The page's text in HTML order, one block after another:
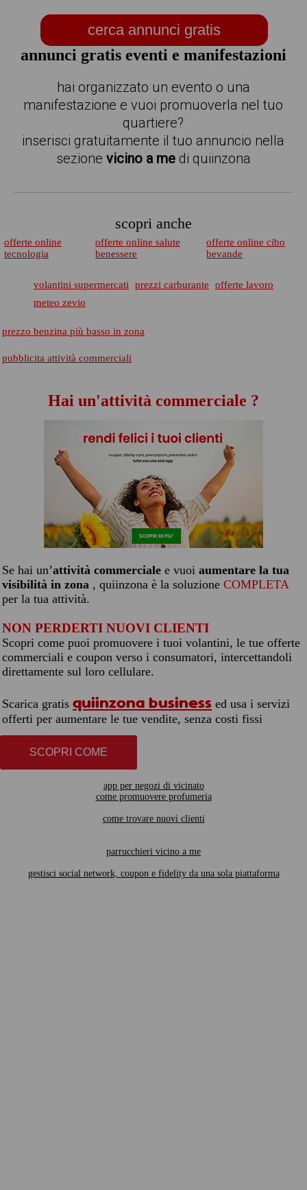
cerca annunci gratis
annunci gratis eventi e manifestazioni
hai organizzato un evento o una
manifestazione e vuoi promuoverla nel tuo
quartiere?
inserisci gratuitamente il tuo annuncio nella
sezione vicino a medi quiinzona
scopri anche
offerte online
tecnologia
offerte online salute
benessere
offerte online cibo
bevande
volantini supermercati prezzi carburante
offerte lavoro
meteo zevio
prezzo benzina più basso in zona
pubblicita attività commerciali
Hai un'attività commerciale ?
Se hai un’attività commerciale e vuoi aumentare la tua
visibilità in zona , quiinzona è la soluzione COMPLETA
per la tua attività.
NON PERDERTI NUOVI CLIENTI
Scopri come puoi promuovere i tuoi volantini, le tue offerte
commerciali e coupon verso i consumatori, intercettandoli
direttamente sul loro cellulare.
Scarica gratis quiinzona business ed usa i servizi
offerti per aumentare le tue vendite, senza costi fissi
SCOPRI COME
app per negozi di vicinato
come promuovere profumeria
come trovare nuovi clienti
parrucchieri vicino a me
gestisci social network, coupon e fidelity da una sola piattaforma